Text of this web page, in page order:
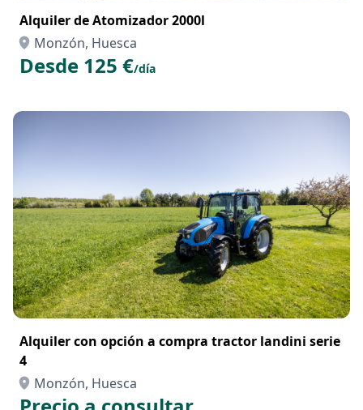
Alquiler de Atomizador 2000l
Monzón, Huesca
Desde 125 €/día
Alquiler con opción a compra tractor landini serie
4
Monzón, Huesca